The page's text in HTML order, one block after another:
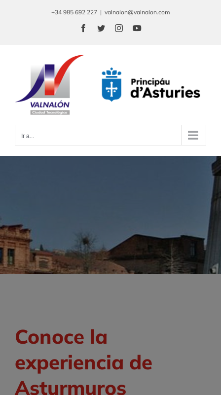
+34 985 692 227 | valnalon@valnalon.com
Facebook
TwitterInstagramYouTube
Ir a...
Conoce la
experiencia de
Asturmuros